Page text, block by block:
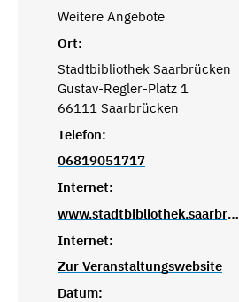
Weitere Angebote
Ort:
Stadtbibliothek Saarbrücken
Gustav-Regler-Platz 1
66111 Saarbrücken
Telefon:
06819051717
Internet:
www.stadtbibliothek.saarbruecken.de
Internet:
Zur Veranstaltungswebsite
Datum: